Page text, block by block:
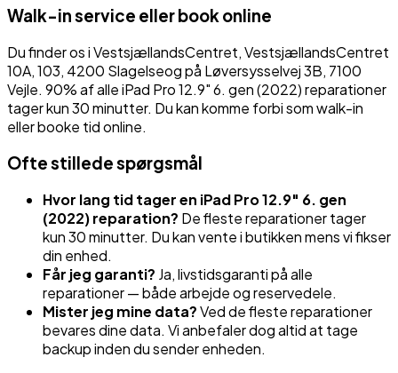
Walk-in service eller book online
Du finder os iVestsjællandsCentret,VestsjællandsCentret
10A, 103, 4200 Slagelseog på Løversysselvej 3B, 7100
Vejle. 90% af alleiPad Pro 12.9" 6. gen (2022)reparationer
tager kun 30 minutter. Du kan komme forbi som walk-in
eller booke tid online.
Ofte stillede spørgsmål
Hvor lang tid tager en iPad Pro 12.9" 6. gen
(2022)reparation? De fleste reparationer tager
kun 30 minutter. Du kan vente i butikken mens vi fikser
din enhed.
Får jeg garanti? Ja, livstidsgaranti på alle
reparationer — både arbejde og reservedele.
Mister jeg mine data?Ved de fleste reparationer
bevares dine data. Vi anbefaler dog altid at tage
backup inden du sender enheden.